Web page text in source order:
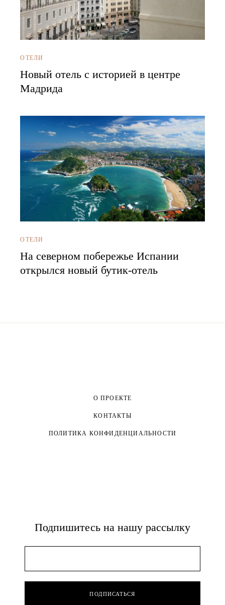
ОТЕЛИ
Новый отель с историей в центре
Мадрида
ОТЕЛИ
На северном побережье Испании
открылся новый бутик-отель
О ПРОЕКТЕ
КОНТАКТЫ
ПОЛИТИКА КОНФИДЕНЦИАЛЬНОСТИ
Подпишитесь на нашу рассылку